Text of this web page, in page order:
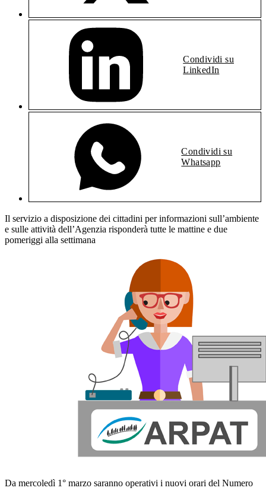
Condividi su
LinkedIn
Condividi su
Whatsapp
Il servizio a disposizione dei cittadini per informazioni sull’ambiente
e sulle attività dell’Agenzia risponderà tutte le mattine e due
pomeriggi alla settimana
Da mercoledì 1° marzo saranno operativi i nuovi orari del Numero